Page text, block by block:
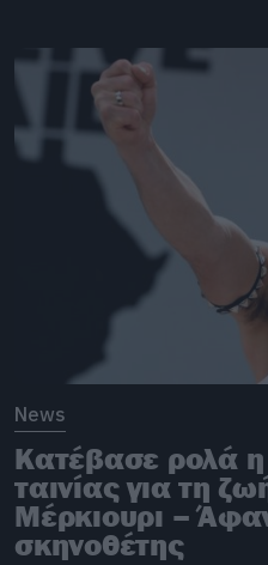
News
Κατέβασε ρολά
ταινίας για τη
Μέρκιουρι –
σκηνοθέτης